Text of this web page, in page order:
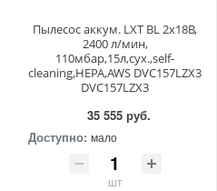
Пылесос аккум. LXT BL 2x18В,
2400 л/мин,
110мбар,15л,сух.,self-
cleaning,HEPA,AWS DVC157LZX3
DVC157LZX3
35 555 руб.
Доступно: мало
шт